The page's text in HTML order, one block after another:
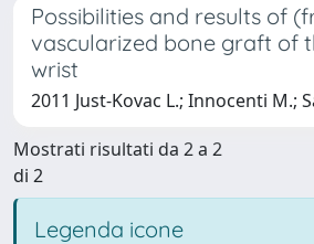
Possibilities and results of
vascularized bone graft of
wrist
2011 Just-Kovac L.; Innocenti M.;
Mostrati risultati da 2 a 2
di 2
Legenda icone